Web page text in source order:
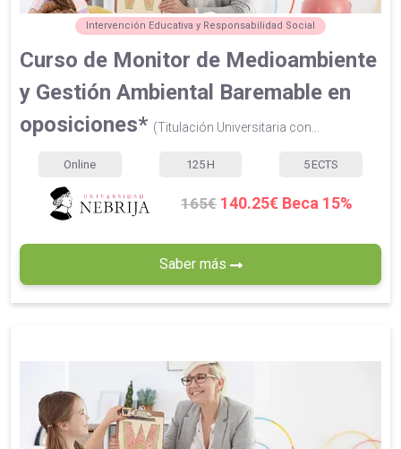
Intervención Educativa y Responsabilidad Social
Curso de Monitor de Medioambiente
y Gestión Ambiental Baremable en
oposiciones* (Titulación Universitaria con...
Online 125 H 5 ECTS
165€ 140.25€ Beca 15%
Saber más